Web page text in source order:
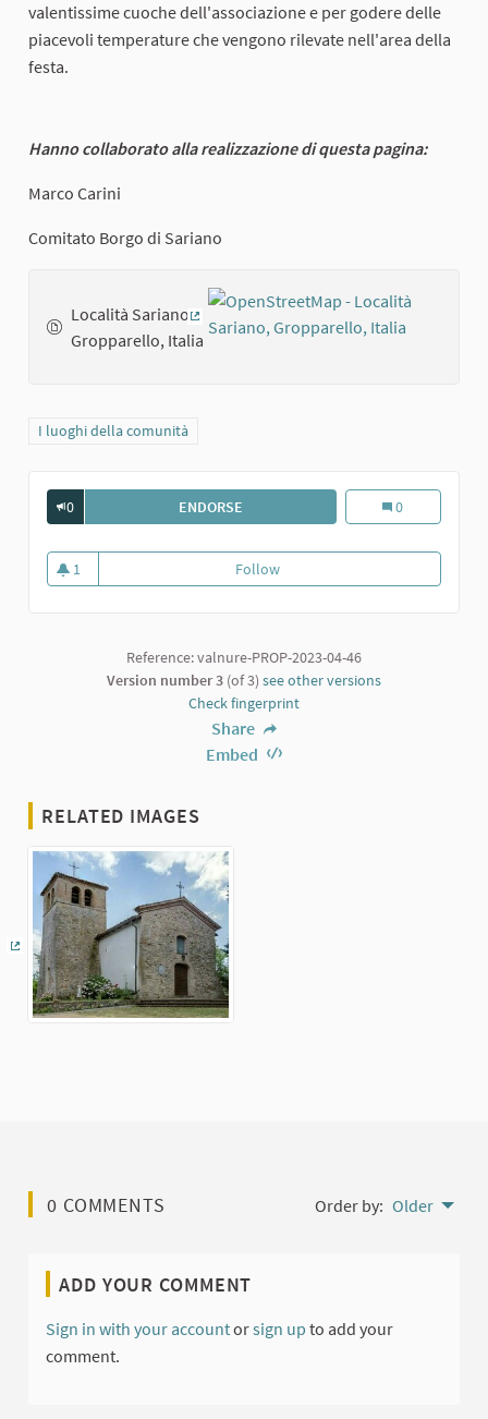
valentissime cuoche dell'associazione e per godere delle
piacevoli temperature che vengono rilevate nell'area della
festa.
Hanno collaborato alla realizzazione di questa pagina:
Marco Carini
Comitato Borgo di Sariano
Località Sariano,
Gropparello, Italia(External link)
Filter results for category: I luoghi della comunità
I luoghi della comunità
0 ENDORSE Borgo di
0
1
1 follower
FollowBorgo di Sariano
Reference: valnure-PROP-2023-04-46
Version number 3 (of 3) see other versions
Check fingerprint
Share
Embed
RELATED IMAGES
(External link)
0 COMMENTS Order by: Older
ADD YOUR COMMENT
Sign in with your accountorsign up to add your
comment.